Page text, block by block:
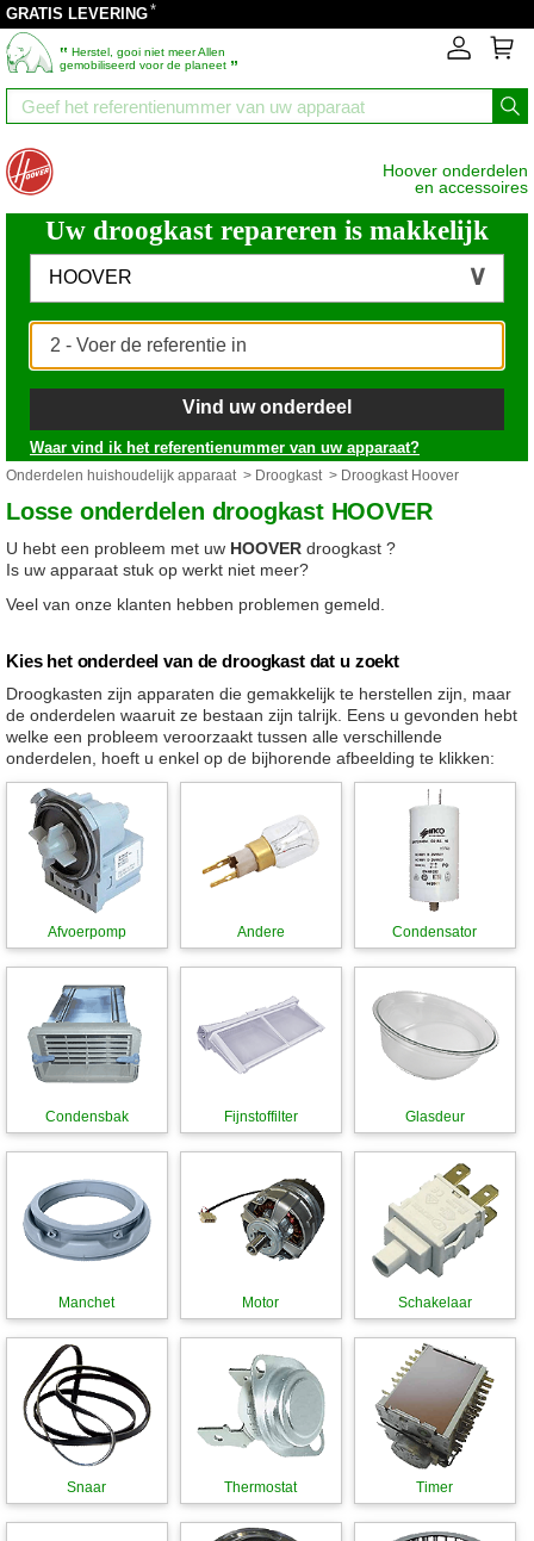
GRATIS LEVERING*
‟ Herstel, gooi niet meer Allen
gemobiliseerd voor de planeet ”
Hoover onderdelen
en accessoires
Uw droogkast repareren is makkelijk
HOOVER
Vind uw onderdeel
Waar vind ik het referentienummer van uw apparaat?
Onderdelen huishoudelijk apparaat > Droogkast > Droogkast Hoover
Losse onderdelen droogkast HOOVER
U hebt een probleem met uw HOOVER droogkast ?
Is uw apparaat stuk op werkt niet meer?
Veel van onze klanten hebben problemen gemeld.
Kies het onderdeel van de droogkast dat u zoekt
Droogkasten zijn apparaten die gemakkelijk te herstellen zijn, maar
de onderdelen waaruit ze bestaan zijn talrijk. Eens u gevonden hebt
welke een probleem veroorzaakt tussen alle verschillende
onderdelen, hoeft u enkel op de bijhorende afbeelding te klikken:
Afvoerpomp Andere Condensator
Condensbak Fijnstoffilter Glasdeur
Manchet Motor Schakelaar
Snaar Thermostat Timer